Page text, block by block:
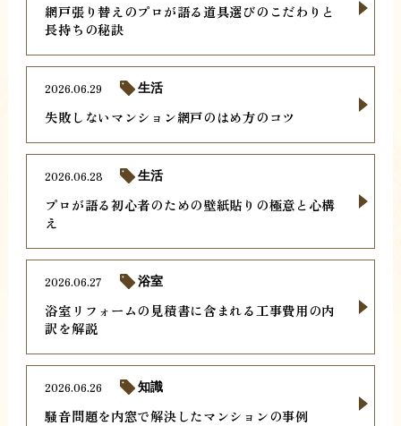
網戸張り替えのプロが語る道具選びのこだわりと
長持ちの秘訣
失敗しないマンション網戸のはめ方のコツ
2026.06.29 生活
プロが語る初心者のための壁紙貼りの極意と心構
え
2026.06.28 生活
浴室リフォームの見積書に含まれる工事費用の内
訳を解説
2026.06.27 浴室
騒音問題を内窓で解決したマンションの事例
2026.06.26 知識